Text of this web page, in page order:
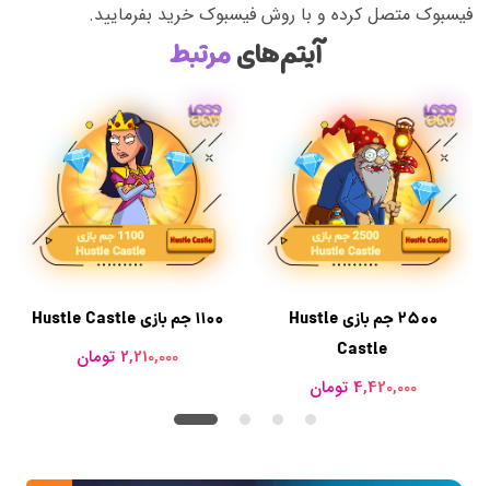
فیسبوک متصل کرده و با روش فیسبوک خرید بفرمایید.
آیتم‌هایمرتبط
1100 جم بازی Hustle Castle
2,210,000 تومان
2500 جم بازی Hustle
Castle
4,420,000 تومان